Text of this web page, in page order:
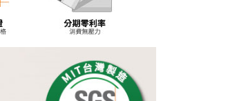
人資訊註冊。若發現惡意使用之情
止該用戶之使用額度並採取法律行